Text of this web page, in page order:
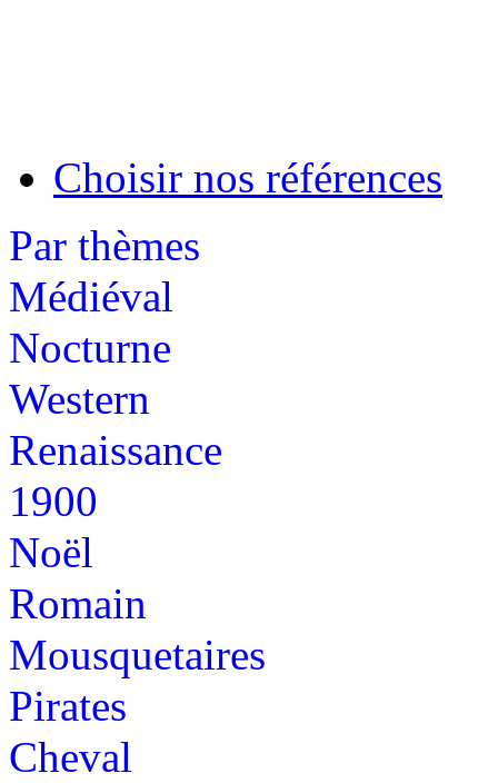
Choisir nos références
Par thèmes
Médiéval
Nocturne
Western
Renaissance
1900
Noël
Romain
Mousquetaires
Pirates
Cheval